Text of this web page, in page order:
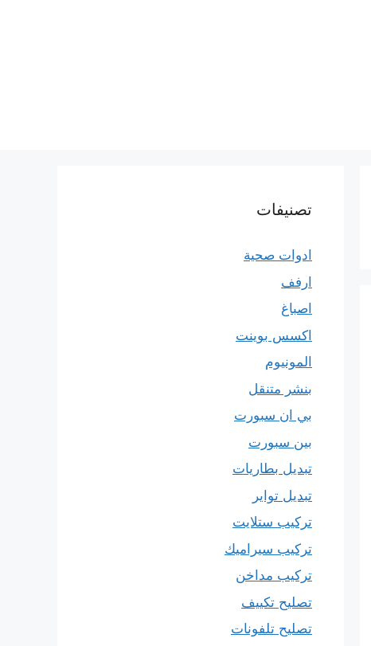
تصنيفات
ادوات صحية
ارفف
اصباغ
اكسس بوينت
المونيوم
بنشر متنقل
بي ان سبورت
بين سبورت
تبديل بطاريات
تبديل تواير
تركيب ستلايت
تركيب سيراميك
تركيب مداخن
تصليح تكييف
تصليح تلفونات